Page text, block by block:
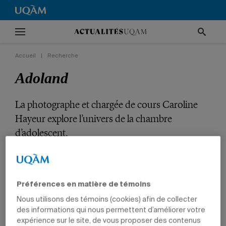
Accueil Recherche
Adoland
La photographe et chargée de cours Caroline
Hayeur explore l’univers de la chambre
d’adolescent.
RECHERCHE
Préférences en matière de témoins
Nous utilisons des témoins (cookies) afin de collecter
des informations qui nous permettent d’améliorer votre
expérience sur le site, de vous proposer des contenus